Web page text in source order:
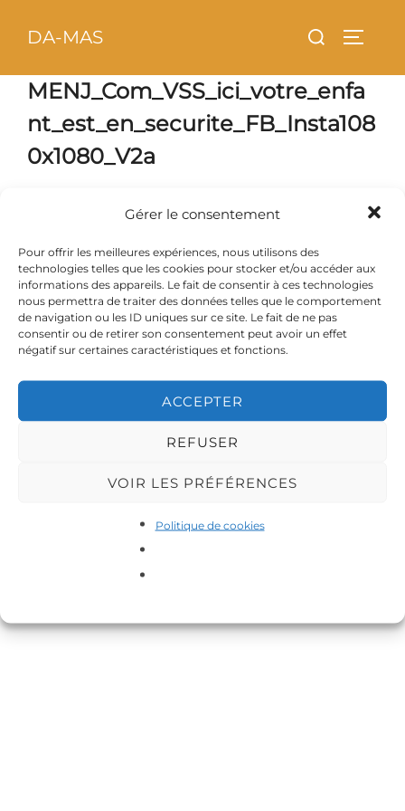
Gérer le consentement
Pour offrir les meilleures expériences, nous utilisons des
technologies telles que les cookies pour stocker et/ou accéder aux
informations des appareils. Le fait de consentir à ces technologies
nous permettra de traiter des données telles que le comportement
de navigation ou les ID uniques sur ce site. Le fait de ne pas
consentir ou de retirer son consentement peut avoir un effet
négatif sur certaines caractéristiques et fonctions.
ACCEPTER
REFUSER
VOIR LES PRÉFÉRENCES
Politique de cookies
DA-MAS Rechercher :
MENJ_Com_VSS_ici_votre_enfa
Nt_est_en_securite_FB_Insta108
0x1080_V2a
Copyright © 2026 DA-MAS
Inspiro Theme